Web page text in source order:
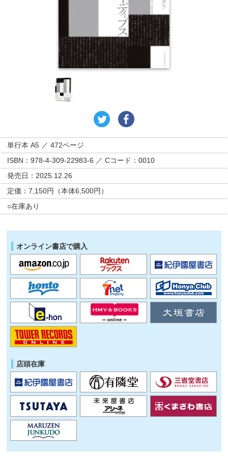
単行本 A5 ／ 472ページ
ISBN：978-4-309-22983-6 ／ Cコード：0010
発売日：2025.12.26
定価：7,150円（本体6,500円）
○在庫あり
オンライン書店で購入
店頭在庫